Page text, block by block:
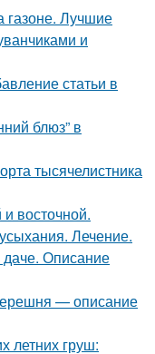
газоне. Лучшие
и
статьи в
блюз” в
тысячелистника
восточной.
Лечение.
даче. Описание
— описание
летних груш: